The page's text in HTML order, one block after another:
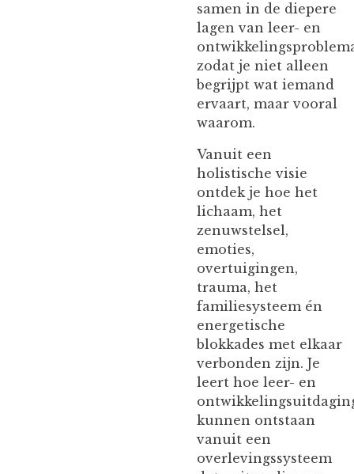
samen in de diepere
lagen van leer- en
zodat je niet alleen
begrijpt wat iemand
ervaart, maar vooral
waarom.
Vanuit een
holistische visie
ontdek je hoe het
lichaam, het
zenuwstelsel,
emoties,
overtuigingen,
trauma, het
familiesysteem én
energetische
blokkades met elkaar
verbonden zijn. Je
leert hoe leer- en
kunnen ontstaan
vanuit een
overlevingssysteem